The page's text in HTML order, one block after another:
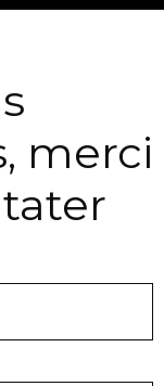
merci